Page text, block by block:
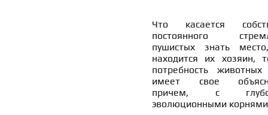
Что касается
постоянного
пушистых знать
находится их хозяин,
потребность
имеет свое
причем, с
эволюционными